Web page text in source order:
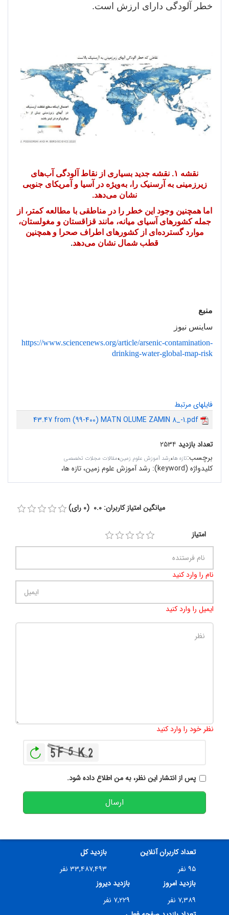
خطر آلودگی دارای ارزش است.
نقشه ۱. نقشه جدید بسیاری از نقاط آلودگی آب‌های
زیرزمینی به آرسنیک را، به‌ویژه در آسیا و آمریکای جنوبی
نشان می‌دهد.
اما همچنین وجود این خطر را در مناطقی با مطالعه کمتر، از
جمله کشورهای آسیای میانه، مانند قزاقستان و مغولستان،
موارد گسترده‌ای از کشورهای اطراف صحرا و همچنین
قطب شمال نشان می‌دهد.
منبع
ساینس نیوز
https://www.sciencenews.org/article/arsenic-contamination-
drinking-water-global-map-risk
فایلهای مرتبط
43.47 from (99-400) MATN OLUME ZAMIN 8_-1.pdf
تعداد بازدید ۲۵۳۴
برچسب:تازه ها،رشد آموزش علوم زمین،مقالات مجلات تخصصی
کلیدواژه (keyword): رشد آموزش علوم زمین، تازه‌ ها،
میانگین امتیاز کاربران: 0.0 (0 رای)
امتیاز
نام را وارد کنید
ایمیل را وارد کنید
نظر خود را وارد کنید
پس از انتشار این نظر، به من اطلاع داده شود.
ارسال
تعداد کاربران آنلاین
۹۵ نفر
بازدید کل
۳۳,۴۸۷,۴۹۳ نفر
بازدید امروز
۷,۳۸۹ نفر
بازدید دیروز
۷,۲۲۹ نفر